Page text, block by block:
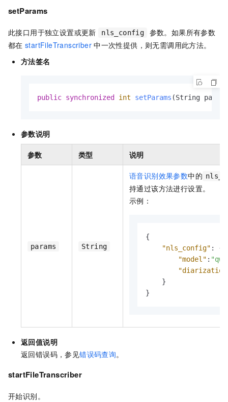
setParams
此接口用于独立设置或更新 nls_config
参数。如果所有参数
都在 startFileTranscriber 中一次性提供，则无需调用此方法。
方法签名
public synchronized int setParams (String
参数说明
参数 类型 说明
params String
语音识别效果参数中的
持通过该方法进行设置。
示例：
{
"nls_config" :
{
"model" :
}
}
返回值说明
返回错误码，参见错误码查询。
startFileTranscriber
开始识别。